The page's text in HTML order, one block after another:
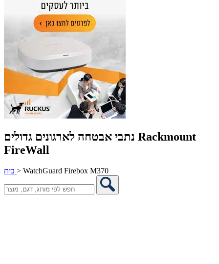
נתבי אבטחה לארגונים גדולים Rackmount
FireWall
> WatchGuard Firebox M370